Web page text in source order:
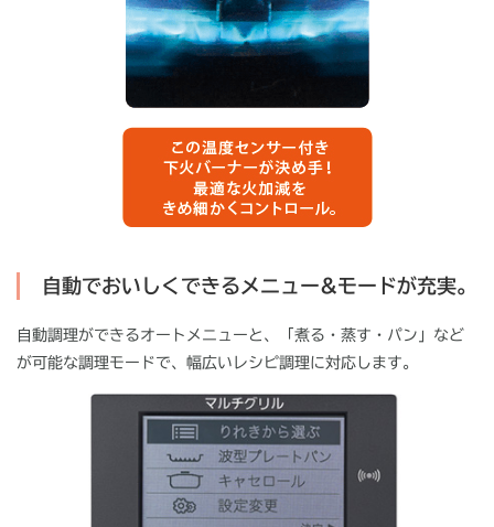
自動でおいしくできるメニュー&モードが充実。
自動調理ができるオートメニューと、「煮る・蒸す・パン」など
が可能な調理モードで、幅広いレシピ調理に対応します。